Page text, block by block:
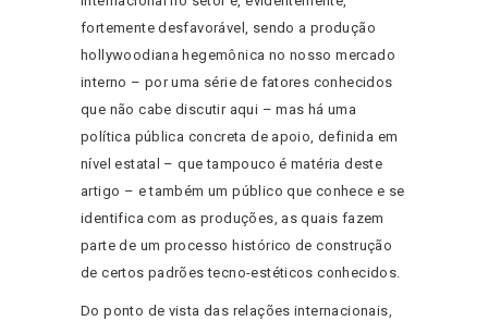
fortemente desfavorável, sendo a produção
hollywoodiana hegemônica no nosso mercado
interno – por uma série de fatores conhecidos
que não cabe discutir aqui – mas há uma
política pública concreta de apoio, definida em
nível estatal – que tampouco é matéria deste
artigo – e também um público que conhece e se
identifica com as produções, as quais fazem
parte de um processo histórico de construção
de certos padrões tecno-estéticos conhecidos.
Do ponto de vista das relações internacionais,